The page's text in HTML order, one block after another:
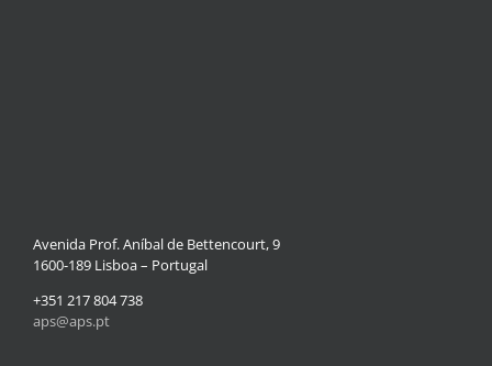
Avenida Prof. Aníbal de Bettencourt, 9
1600-189 Lisboa – Portugal
+351 217 804 738
aps@aps.pt